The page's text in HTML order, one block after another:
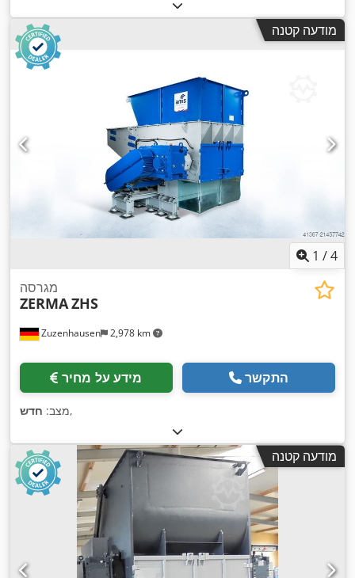
מודעה קטנה
1 /4
Zuzenhausen 2,978 km
מגרסה
ZERMAZHS
מידע על מחיר התקשר
מצב: חדש ,
מודעה קטנה